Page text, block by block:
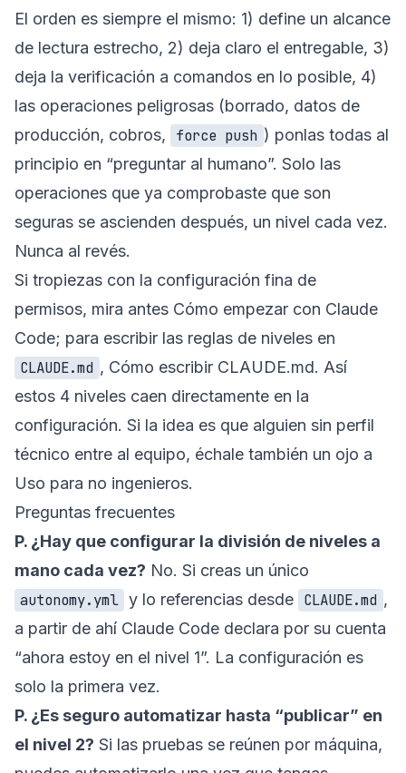
El orden es siempre el mismo: 1) define un alcance
de lectura estrecho, 2) deja claro el entregable, 3)
deja la verificación a comandos en lo posible, 4)
las operaciones peligrosas (borrado, datos de
producción, cobros,
force push ) ponlas todas al
principio en “preguntar al humano”. Solo las
operaciones que ya comprobaste que son
seguras se ascienden después, un nivel cada vez.
Nunca al revés.
Si tropiezas con la configuración fina de
permisos, mira antes Cómo empezar con Claude
Code; para escribir las reglas de niveles en
CLAUDE.md , Cómo escribir CLAUDE.md. Así
estos 4 niveles caen directamente en la
configuración. Si la idea es que alguien sin perfil
técnico entre al equipo, échale también un ojo a
Uso para no ingenieros.
Preguntas frecuentes
P. ¿Hay que configurar la división de niveles a
mano cada vez? No. Si creas un único
autonomy.yml y lo referencias desde CLAUDE.md ,
a partir de ahí Claude Code declara por su cuenta
“ahora estoy en el nivel 1”. La configuración es
solo la primera vez.
P. ¿Es seguro automatizar hasta “publicar” en
el nivel 2? Si las pruebas se reúnen por máquina,